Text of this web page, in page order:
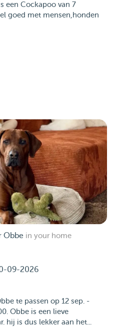
een Cockapoo van 7
goed met mensen,honden
Obbe in your home
09-2026
te passen op 12 sep. -
Obbe is een lieve
hij is dus lekker aan het...